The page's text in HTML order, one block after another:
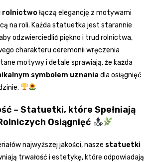
łączą elegancję z motywami
na roli. Każda statuetka jest starannie
odzwierciedlić piękno i trud rolnictwa,
charakteru ceremonii wręczenia
motywy i detale sprawiają, że każda
symbolem uznania dla osiągnięć
– Statuetki, które Spełniają
Osiągnięć
najwyższej jakości, nasze statuetki
trwałość i estetykę, które odpowiadają